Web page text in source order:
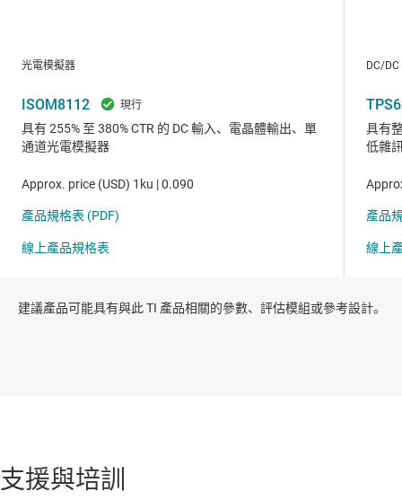
建議產品可能具有與此 TI 產品相關的參數、評估模組或參考設計。
支援與培訓